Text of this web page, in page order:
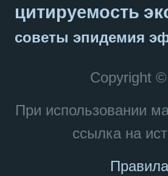
цитируемость
советы эпидемия
Copyright
При использовании
ссылка на